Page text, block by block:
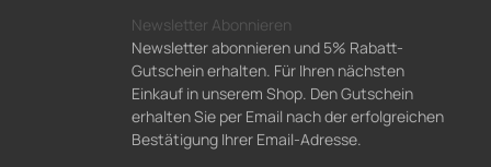
Newsletter Abonnieren
Newsletter abonnieren und 5% Rabatt-
Gutschein erhalten. Für Ihren nächsten
Einkauf in unserem Shop. Den Gutschein
erhalten Sie per Email nach der erfolgreichen
Bestätigung Ihrer Email-Adresse.